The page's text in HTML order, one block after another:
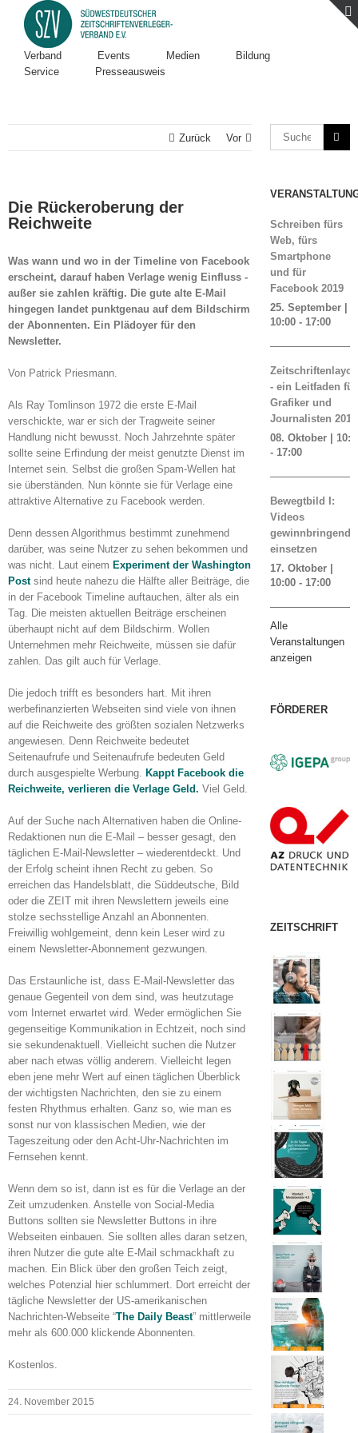
Verband Events Medien
Bildung
Service
Presseausweis
Zurück Vor
Die Rückeroberung der
Reichweite
Was wann und wo in der Timeline von Facebook
erscheint, darauf haben Verlage wenig Einfluss -
außer sie zahlen kräftig. Die gute alte E-Mail
hingegen landet punktgenau auf dem Bildschirm
der Abonnenten. Ein Plädoyer für den
Newsletter.
Von Patrick Priesmann.
Als Ray Tomlinson 1972 die erste E-Mail
verschickte, war er sich der Tragweite seiner
Handlung nicht bewusst. Noch Jahrzehnte später
sollte seine Erfindung der meist genutzte Dienst im
Internet sein. Selbst die großen Spam-Wellen hat
sie überständen. Nun könnte sie für Verlage eine
attraktive Alternative zu Facebook werden.
Denn dessen Algorithmus bestimmt zunehmend
darüber, was seine Nutzer zu sehen bekommen und
was nicht. Laut einem Experiment der Washington
Postsind heute nahezu die Hälfte aller Beiträge, die
in der Facebook Timeline auftauchen, älter als ein
Tag. Die meisten aktuellen Beiträge erscheinen
überhaupt nicht auf dem Bildschirm. Wollen
Unternehmen mehr Reichweite, müssen sie dafür
zahlen. Das gilt auch für Verlage.
Die jedoch trifft es besonders hart. Mit ihren
werbefinanzierten Webseiten sind viele von ihnen
auf die Reichweite des größten sozialen Netzwerks
angewiesen. Denn Reichweite bedeutet
Seitenaufrufe und Seitenaufrufe bedeuten Geld
durch ausgespielte Werbung. Kappt Facebook die
Reichweite, verlieren die Verlage Geld. Viel Geld.
Auf der Suche nach Alternativen haben die Online-
Redaktionen nun die E-Mail – besser gesagt, den
täglichen E-Mail-Newsletter – wiederentdeckt. Und
der Erfolg scheint ihnen Recht zu geben. So
erreichen das Handelsblatt, die Süddeutsche, Bild
oder die ZEIT mit ihren Newslettern jeweils eine
stolze sechsstellige Anzahl an Abonnenten.
Freiwillig wohlgemeint, denn kein Leser wird zu
einem Newsletter-Abonnement gezwungen.
Das Erstaunliche ist, dass E-Mail-Newsletter das
genaue Gegenteil von dem sind, was heutzutage
vom Internet erwartet wird. Weder ermöglichen Sie
gegenseitige Kommunikation in Echtzeit, noch sind
sie sekundenaktuell. Vielleicht suchen die Nutzer
aber nach etwas völlig anderem. Vielleicht legen
eben jene mehr Wert auf einen täglichen Überblick
der wichtigsten Nachrichten, den sie zu einem
festen Rhythmus erhalten. Ganz so, wie man es
sonst nur von klassischen Medien, wie der
Tageszeitung oder den Acht-Uhr-Nachrichten im
Fernsehen kennt.
Wenn dem so ist, dann ist es für die Verlage an der
Zeit umzudenken. Anstelle von Social-Media
Buttons sollten sie Newsletter Buttons in ihre
Webseiten einbauen. Sie sollten alles daran setzen,
ihren Nutzer die gute alte E-Mail schmackhaft zu
machen. Ein Blick über den großen Teich zeigt,
welches Potenzial hier schlummert. Dort erreicht der
tägliche Newsletter der US-amerikanischen
Nachrichten-Webseite “The Daily Beast” mittlerweile
mehr als 600.000 klickende Abonnenten.
Kostenlos.
24. November 2015
Schreiben fürs
Web, fürs
Smartphone
und für
Facebook 2019
25. September |
10:00- 17:00
- ein Leitfaden für
Grafiker und
Journalisten 2019
08. Oktober |
- 17:00
Bewegtbild I:
Videos
gewinnbringend
einsetzen
17. Oktober |
10:00- 17:00
Alle
Veranstaltungen
anzeigen
FÖRDERER
ZEITSCHRIFT